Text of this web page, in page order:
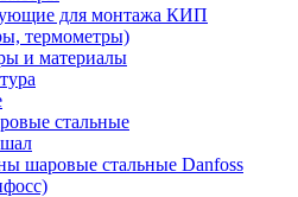
для монтажа КИП
термометры)
и материалы
стальные
шаровые стальные Danfoss